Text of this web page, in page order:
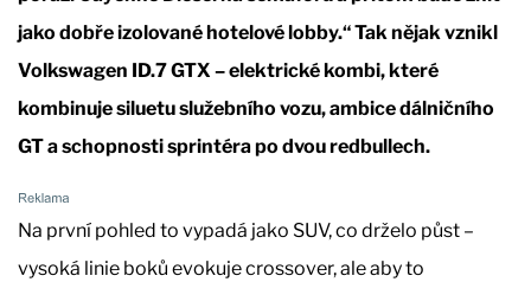
jako dobře izolované hotelové lobby.“ Tak nějak vznikl
Volkswagen ID.7 GTX – elektrické kombi, které
kombinuje siluetu služebního vozu, ambice dálničního
GT a schopnosti sprintéra po dvou redbullech.
Na první pohled to vypadá jako SUV, co drželo půst –
vysoká linie boků evokuje crossover, ale aby to